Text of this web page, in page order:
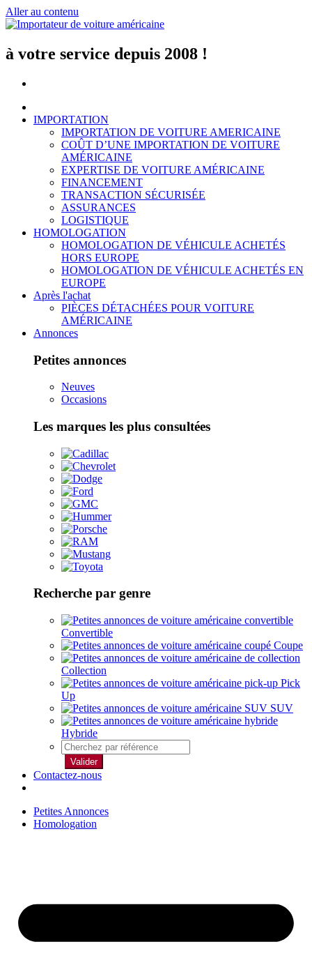
Aller au contenu
à votre service depuis 2008 !
IMPORTATION
IMPORTATION DE VOITURE AMERICAINE
COÛT D’UNE IMPORTATION DE VOITURE
AMÉRICAINE
EXPERTISE DE VOITURE AMÉRICAINE
FINANCEMENT
TRANSACTION SÉCURISÉE
ASSURANCES
LOGISTIQUE
HOMOLOGATION
HOMOLOGATION DE VÉHICULE ACHETÉS
HORS EUROPE
HOMOLOGATION DE VÉHICULE ACHETÉS EN
EUROPE
Après l'achat
PIÈCES DÉTACHÉES POUR VOITURE
AMÉRICAINE
Annonces
Petites annonces
Neuves
Occasions
Les marques les plus consultées
Recherche par genre
Convertible
Coupe
Collection
Pick
Up
SUV
Hybride
Valider
Contactez-nous
Petites Annonces
Homologation